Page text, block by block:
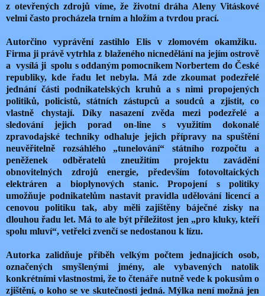
z otevřených zdrojů víme, že životní dráha Aleny Vitáskové
velmi často procházela trním a hložím a tvrdou prací.
Autorčino vyprávění zastihlo Elis v zlomovém okamžiku.
Firma ji právě vytrhla z blaženého nicnedělání na jejím ostrově
a vysílá ji spolu s oddaným pomocníkem Norbertem do České
republiky, kde řadu let nebyla. Má zde zkoumat podezřelé
jednání části podnikatelských kruhů a s nimi propojených
politiků, policistů, státních zástupců a soudců a zjistit, co
vlastně chystají. Díky nasazení zvěda mezi podezřelé a
sledování jejich porad on-line s využitím dokonalé
zpravodajské techniky odhaluje jejich přípravy na spuštění
neuvěřitelně rozsáhlého „tunelování“ státního rozpočtu a
peněženek odběratelů zneužitím projektu zavádění
obnovitelných zdrojů energie, především fotovoltaických
elektráren a bioplynových stanic. Propojení s politiky
umožňuje podnikatelům nastavit pravidla udělování licencí a
cenovou politiku tak, aby měli zajištěny báječné zisky na
dlouhou řadu let. Má to ale být příležitost jen „pro kluky, kteří
spolu mluví“, vetřelci zvenčí se nedostanou k lízu.
Autorka zalidňuje příběh velkým počtem jednajících osob,
označených smyšlenými jmény, ale vybavených natolik
konkrétními vlastnostmi, že to čtenáře nutně vede k pokusům o
zjištění, o koho se ve skutečnosti jedná. Mýlka není možná jen